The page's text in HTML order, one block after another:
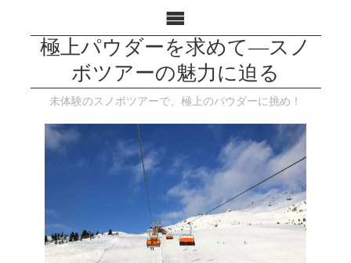
極上パウダーを求めて―スノ
ボツアーの魅力に迫る
未体験のスノボツアーで、極上のパウダーに挑め！